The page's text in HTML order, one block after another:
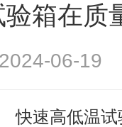
箱在质
2024-06-
快速高低温